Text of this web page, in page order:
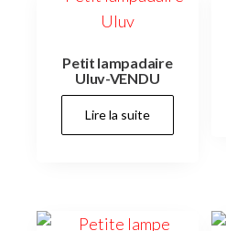
Petit lampadaire
Uluv-VENDU
Lire la suite